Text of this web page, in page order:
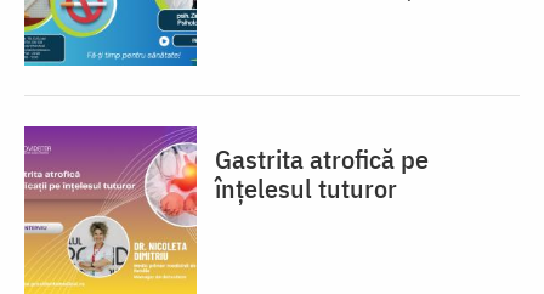
Gastrita atrofică pe
înțelesul tuturor